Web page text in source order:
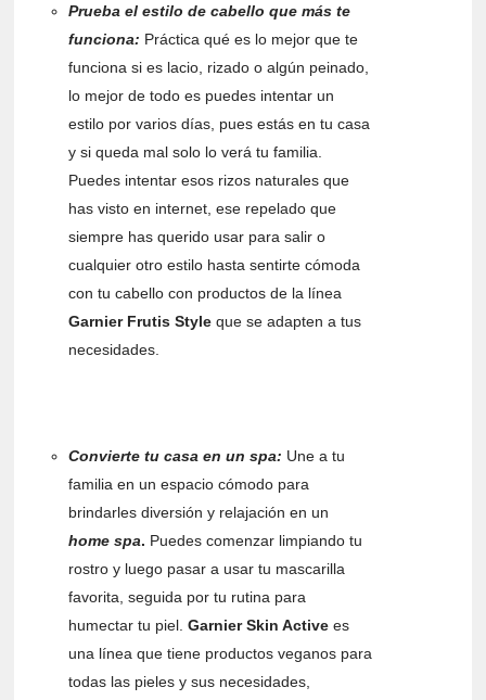
Prueba el estilo de cabello que más te
funciona: Práctica qué es lo mejor que te
funciona si es lacio, rizado o algún peinado,
lo mejor de todo es puedes intentar un
estilo por varios días, pues estás en tu casa
y si queda mal solo lo verá tu familia.
Puedes intentar esos rizos naturales que
has visto en internet, ese repelado que
siempre has querido usar para salir o
cualquier otro estilo hasta sentirte cómoda
con tu cabello con productos de la línea
Garnier Frutis Style que se adapten a tus
necesidades.
Convierte tu casa en un spa: Une a tu
familia en un espacio cómodo para
brindarles diversión y relajación en un
home spa. Puedes comenzar limpiando tu
rostro y luego pasar a usar tu mascarilla
favorita, seguida por tu rutina para
humectar tu piel.Garnier Skin Active es
una línea que tiene productos veganos para
todas las pieles y sus necesidades,